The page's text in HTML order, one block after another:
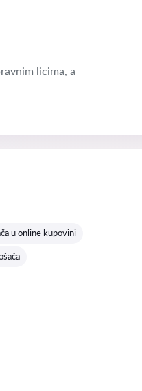
licima, a
u online kupovini